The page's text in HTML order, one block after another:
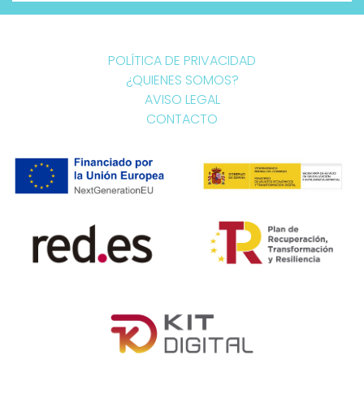
POLÍTICA DE PRIVACIDAD
¿QUIENES SOMOS?
AVISO LEGAL
CONTACTO